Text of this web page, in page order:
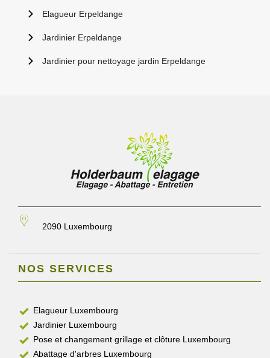
Elagueur Erpeldange
Jardinier Erpeldange
Jardinier pour nettoyage jardin Erpeldange
2090 Luxembourg
NOS SERVICES
Elagueur Luxembourg
Jardinier Luxembourg
Pose et changement grillage et clôture Luxembourg
Abattage d'arbres Luxembourg